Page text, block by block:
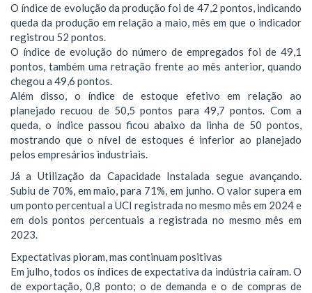
O índice de evolução da produção foi de 47,2 pontos, indicando
queda da produção em relação a maio, mês em que o indicador
registrou 52 pontos.
O índice de evolução do número de empregados foi de 49,1
pontos, também uma retração frente ao mês anterior, quando
chegou a 49,6 pontos.
Além disso, o índice de estoque efetivo em relação ao
planejado recuou de 50,5 pontos para 49,7 pontos. Com a
queda, o índice passou ficou abaixo da linha de 50 pontos,
mostrando que o nível de estoques é inferior ao planejado
pelos empresários industriais.
Já a Utilização da Capacidade Instalada segue avançando.
Subiu de 70%, em maio, para 71%, em junho. O valor supera em
um ponto percentual a UCI registrada no mesmo mês em 2024 e
em dois pontos percentuais a registrada no mesmo mês em
2023.
Expectativas pioram, mas continuam positivas
Em julho, todos os índices de expectativa da indústria caíram. O
de exportação, 0,8 ponto; o de demanda e o de compras de